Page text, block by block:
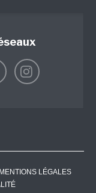
MENTIONS LÉGALES